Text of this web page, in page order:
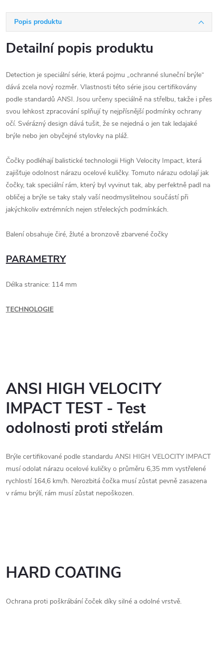
Popis produktu
Detailní popis produktu
Detection je speciální série, která pojmu „ochranné sluneční brýle“
dává zcela nový rozměr. Vlastnosti této série jsou certifikovány
podle standardů ANSI. Jsou určeny speciálně na střelbu, takže i přes
svou lehkost zpracování splňují ty nejpřísnější podmínky ochrany
očí. Svérázný design dává tušit, že se nejedná o jen tak ledajaké
brýle nebo jen obyčejné stylovky na pláž.
Čočky podléhají balistické technologii High Velocity Impact, která
zajišťuje odolnost nárazu ocelové kuličky. Tomuto nárazu odolají jak
čočky, tak speciální rám, který byl vyvinut tak, aby perfektně padl na
obličej a brýle se taky staly vaší neodmyslitelnou součástí při
jakýchkoliv extrémních nejen střeleckých podmínkách.
Balení obsahuje čiré, žluté a bronzově zbarvené čočky
PARAMETRY
Délka stranice: 114 mm
TECHNOLOGIE
ANSI HIGH VELOCITY
IMPACT TEST - Test
odolnosti proti střelám
Brýle certifikované podle standardu ANSI HIGH VELOCITY IMPACT
musí odolat nárazu ocelové kuličky o průměru 6,35 mm vystřelené
rychlostí 164,6 km/h. Nerozbitá čočka musí zůstat pevně zasazena
v rámu brýlí, rám musí zůstat nepoškozen.
HARD COATING
Ochrana proti poškrábání čoček díky silné a odolné vrstvě.